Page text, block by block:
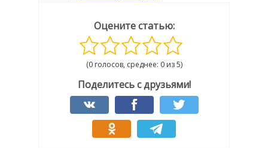
Оцените статью:
(0 голосов, среднее: 0 из 5)
Поделитесь с друзьями!